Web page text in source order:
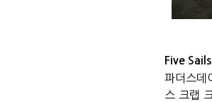
Five Sails
파더스데
스 크랩